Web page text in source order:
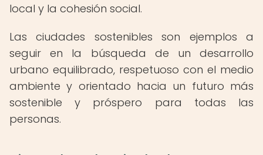
local y la cohesión social.
Las ciudades sostenibles son ejemplos a
seguir en la búsqueda de un desarrollo
urbano equilibrado, respetuoso con el medio
ambiente y orientado hacia un futuro más
sostenible y próspero para todas las
personas.